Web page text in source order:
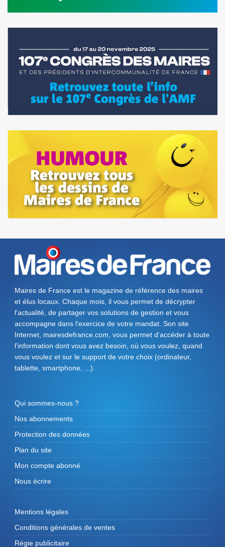
Maires de France est le magazine de référence des maires
et élus locaux. Chaque mois, il vous permet de décrypter
l'actualité, de partager vos solutions de gestion et vous
accompagne dans l'exercice de votre mandat. Son site
Internet, mairesdefrance.com, vous permet d’accéder à toute
l'information dont vous avez besoin, où vous voulez, quand
vous voulez et sur le support de votre choix (ordinateur,
tablette, smartphone, ...).
Qui sommes-nous ?
Nos abonnements
Protection des données
Plan du site
Mon compte abonné
Nous écrire
Mentions légales
Conditions générales de ventes
Régie publicitaire